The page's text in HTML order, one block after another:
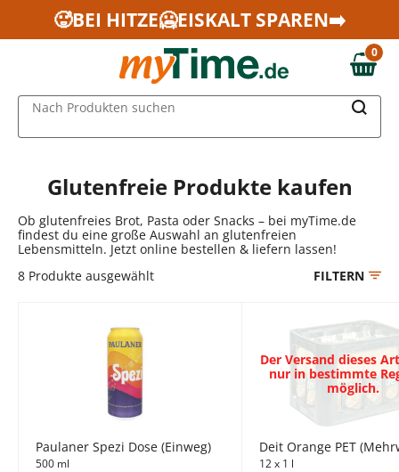
Zum Hauptinhalt springen
Zur Navigation springen
Zur Suche springen
🥵BEI HITZE🥶EISKALT SPAREN➡️
0,00 €
0
Nach Produkten suchen
Glutenfreie Produkte kaufen
Ob glutenfreies Brot, Pasta oder Snacks – bei myTime.de
findest du eine große Auswahl an glutenfreien
Lebensmitteln. Jetzt online bestellen & liefern lassen!
8 Produkte ausgewählt FILTERN
Paulaner Spezi Dose (Einweg)
500 ml
Der Versand dieses
nur in bestimmte
möglich.
Deit Orange PET
12 x 1 l